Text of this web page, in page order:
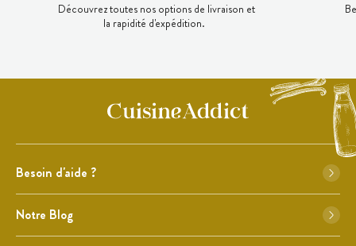
Découvrez toutes nos options de livraison et
la rapidité d'expédition.
Besoin d'aide ?
Notre Blog